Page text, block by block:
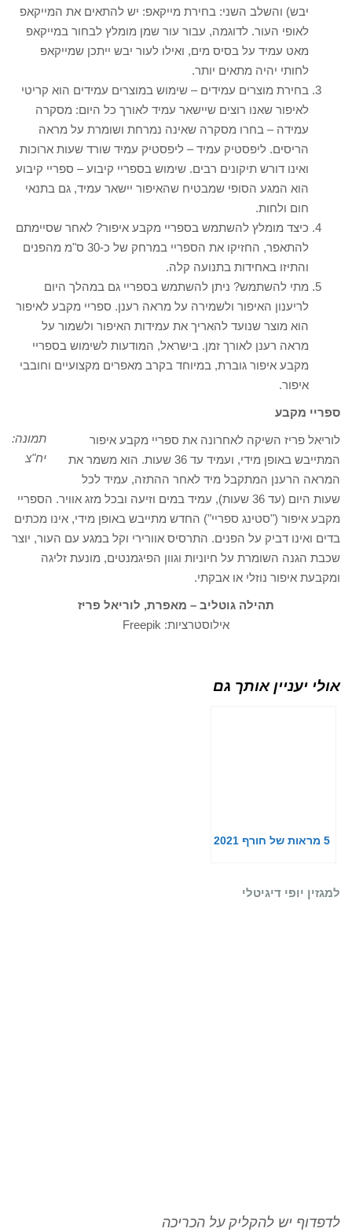
יבש) והשלב השני: בחירת מייקאפ: יש להתאים את המייקאפ
לאופי העור. לדוגמה, עבור עור שמן מומלץ לבחור במייקאפ
מאט עמיד על בסיס מים, ואילו לעור יבש ייתכן שמייקאפ
לחותי יהיה מתאים יותר.
בחירת מוצרים עמידים – שימוש במוצרים עמידים הוא קריטי
לאיפור שאנו רוצים שיישאר עמיד לאורך כל היום: מסקרה
עמידה – בחרו מסקרה שאינה נמרחת ושומרת על מראה
הריסים. ליפסטיק עמיד – ליפסטיק עמיד שורד שעות ארוכות
ואינו דורש תיקונים רבים. שימוש בספריי קיבוע – ספריי קיבוע
הוא המגע הסופי שמבטיח שהאיפור יישאר עמיד, גם בתנאי
חום ולחות.
כיצד מומלץ להשתמש בספריי מקבע איפור? לאחר שסיימתם
להתאפר, החזיקו את הספריי במרחק של כ-30 ס"מ מהפנים
והתיזו באחידות בתנועה קלה.
מתי להשתמש? ניתן להשתמש בספריי גם במהלך היום
לריענון האיפור ולשמירה על מראה רענן. ספריי מקבע לאיפור
הוא מוצר שנועד להאריך את עמידות האיפור ולשמור על
מראה רענן לאורך זמן. בישראל, המודעות לשימוש בספריי
מקבע איפור גוברת, במיוחד בקרב מאפרים מקצועיים וחובבי
איפור.
תמונה:
יח"צ
ספריי מקבע
לוריאל פריז השיקה לאחרונה את ספריי מקבע איפור
המתייבש באופן מידי, ועמיד עד 36 שעות. הוא משמר את
המראה הרענן המתקבל מיד לאחר ההתזה, עמיד לכל
שעות היום (עד 36 שעות), עמיד במים וזיעה ובכל מזג אוויר. הספריי
מקבע איפור ("סטינג ספריי") החדש מתייבש באופן מידי, אינו מכתים
בדים ואינו דביק על הפנים. התרסיס אוורירי וקל במגע עם העור, יוצר
שכבת הגנה השומרת על חיוניות וגוון הפיגמנטים, מונעת זליגה
ומקבעת איפור נוזלי או אבקתי.
תהילה גוטליב – מאפרת, לוריאל פריז
אילוסטרציות: Freepik
אולי יעניין אותך גם
5 מראות של חורף 2021
למגזין יופי דיגיטלי
לדפדוף יש להקליק על הכריכה